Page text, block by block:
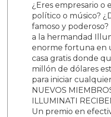
¿Eres empresario o
político o músico?
famoso y
a la hermandad
enorme fortuna en
casa gratis donde
millón de dólares
para iniciar
NUEVOS
ILLUMINATI
Un premio en